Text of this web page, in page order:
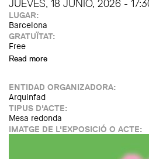
JUEVES, 18 JUNIO, 2026 -
LUGAR:
Barcelona
GRATUÏTAT:
Free
Read more
ENTIDAD ORGANIZADORA:
Arquinfad
TIPUS D'ACTE:
Mesa redonda
IMATGE DE L'EXPOSICIÓ O ACTE: